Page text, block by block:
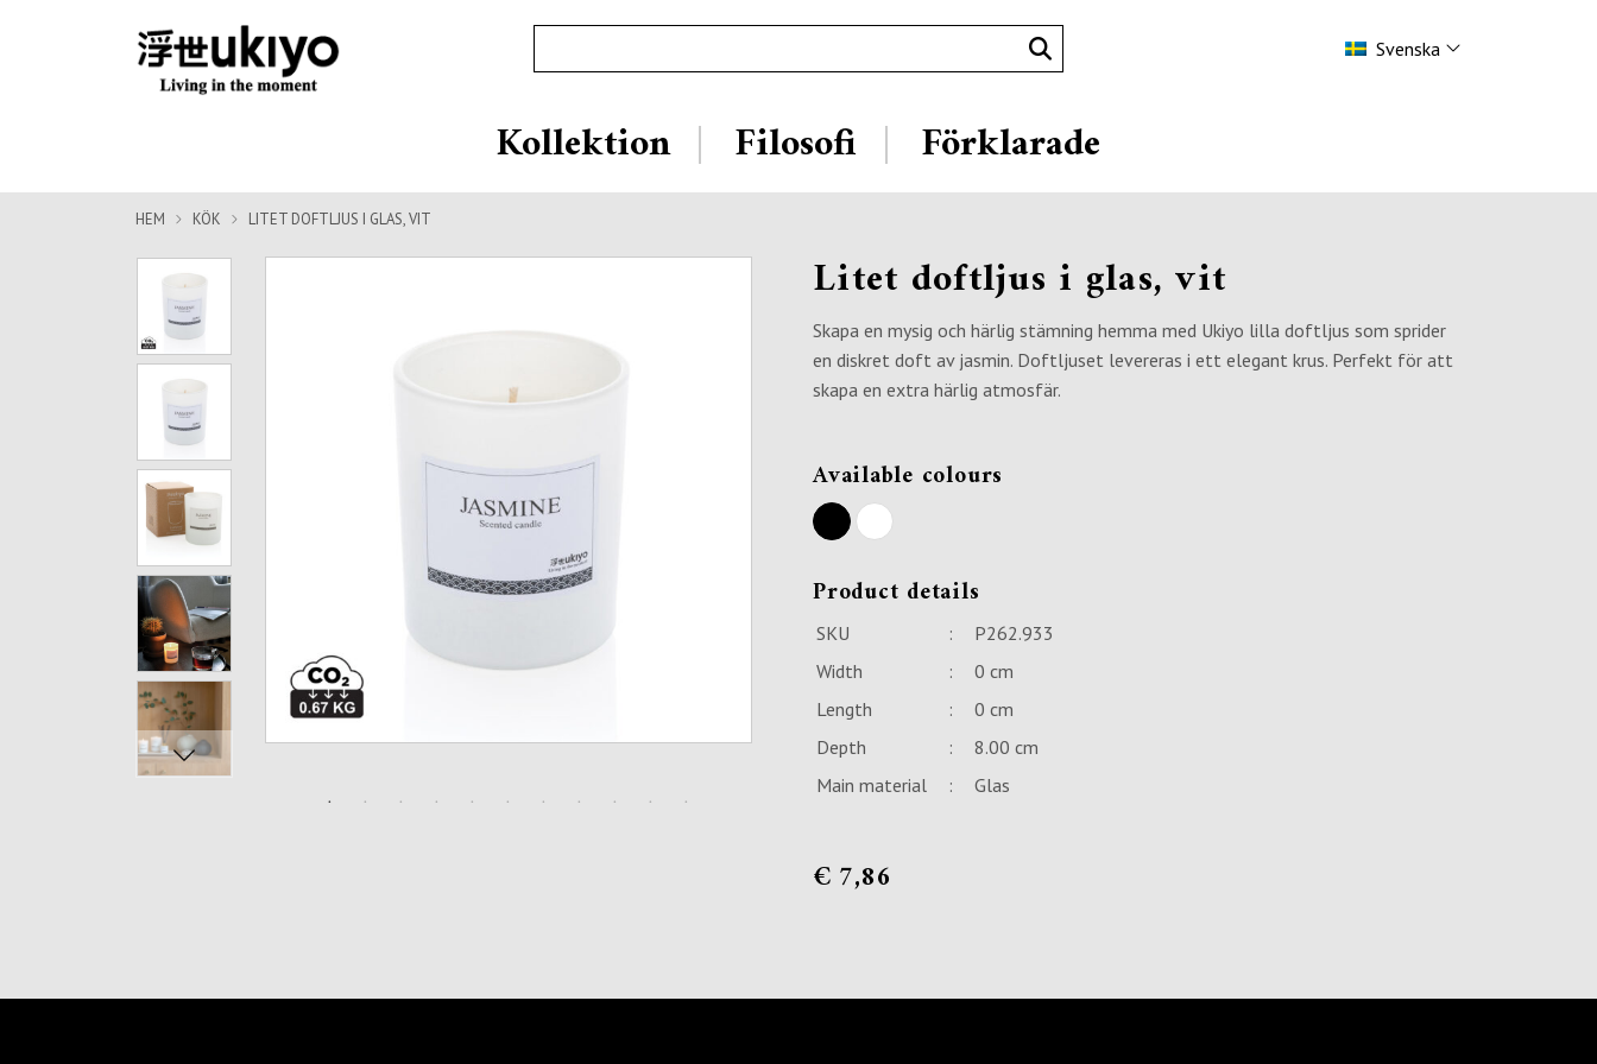
Svenska
Kollektion Filosofi Förklarade
HEM KÖK LITET DOFTLJUS I GLAS, VIT
Litet doftljus i glas, vit
Skapa en mysig och härlig stämning hemma med Ukiyo lilla doftljus som sprider
en diskret doft av jasmin. Doftljuset levereras i ett elegant krus. Perfekt för att
skapa en extra härlig atmosfär.
Available colours
Product details
SKU :
P262.933
Width
:
0 cm
Length
:
0 cm
Depth
:
8.00 cm
Main material
: Glas
€ 7,86